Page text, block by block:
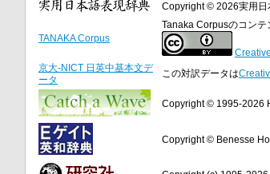
Copyright © 2026実用
TANAKA Corpus
Tanaka Corpusのコンテ
京大-NICT 日英中基本文デ
ータ
この対訳データは
Copyright © 1995-2026
Copyright © Benesse